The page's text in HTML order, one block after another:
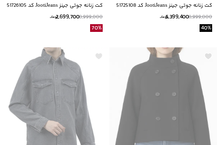
کت زنانه جوتی جینز JootiJeans کد 51725108
8,999,000
5,399,400تومانــ
40%
کت زنانه جوتی جینز JootiJeans کد 51726105
8,999,000
2,699,700تومانــ
70%